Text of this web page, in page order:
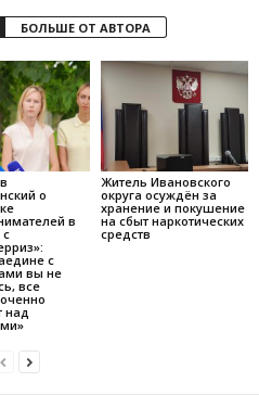
БОЛЬШЕ ОТ АВТОРА
о
в
с
с
вы не
все
над
Житель Ивановского
округа осуждён за
хранение и покушение
на сбыт наркотических
средств